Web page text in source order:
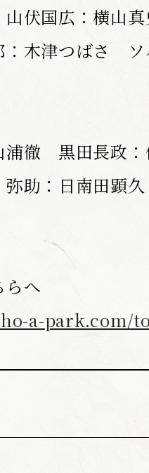
伏国広：横山
木津つばさ ソ
浦徹 黒田長政
助：日南田顕
へ
a-park.com/